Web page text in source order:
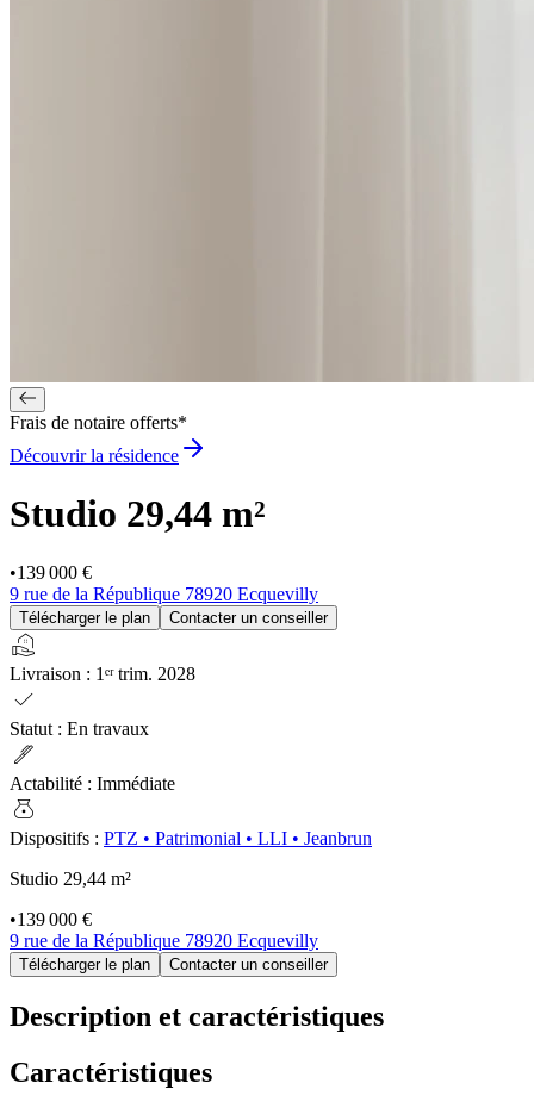
Frais de notaire offerts*
Découvrir la résidence
Studio 29,44 m²
•139 000 €
9 rue de la République 78920 Ecquevilly
Télécharger le plan Contacter un conseiller
real_estate_agent
Livraison : 1ᵉʳ trim. 2028
check
Statut : En travaux
ink_pen
Actabilité : Immédiate
money_bag
Dispositifs : PTZ • Patrimonial • LLI • Jeanbrun
Studio 29,44 m²
•139 000 €
9 rue de la République 78920 Ecquevilly
Télécharger le plan Contacter un conseiller
Description et caractéristiques
Caractéristiques